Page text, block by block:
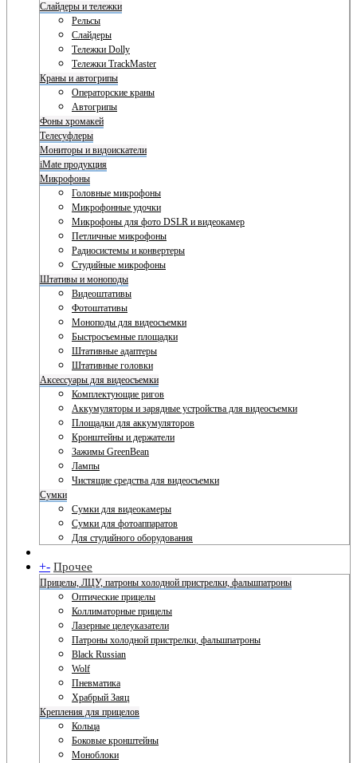
Слайдеры и тележки
Рельсы
Слайдеры
Тележки Dolly
Тележки TrackMaster
Краны и автогрипы
Операторские краны
Автогрипы
Фоны хромакей
Телесуфлеры
Мониторы и видоискатели
iMate продукция
Микрофоны
Головные микрофоны
Микрофонные удочки
Микрофоны для фото DSLR и видеокамер
Петличные микрофоны
Радиосистемы и конвертеры
Студийные микрофоны
Штативы и моноподы
Видеоштативы
Фотоштативы
Моноподы для видеосъемки
Быстросъемные площадки
Штативные адаптеры
Штативные головки
Аксессуары для видеосъемки
Комплектующие ригов
Аккумуляторы и зарядные устройства для видеосъемки
Площадки для аккумуляторов
Кронштейны и держатели
Зажимы GreenBean
Лампы
Чистящие средства для видеосъемки
Сумки
Сумки для видеокамеры
Сумки для фотоаппаратов
Для студийного оборудования
+- Прочее
Прицелы, ЛЦУ, патроны холодной пристрелки, фальшпатроны
Оптические прицелы
Коллиматорные прицелы
Лазерные целеуказатели
Патроны холодной пристрелки, фальшпатроны
Black Russian
Wolf
Пневматика
Храбрый Заяц
Крепления для прицелов
Кольца
Боковые кронштейны
Моноблоки